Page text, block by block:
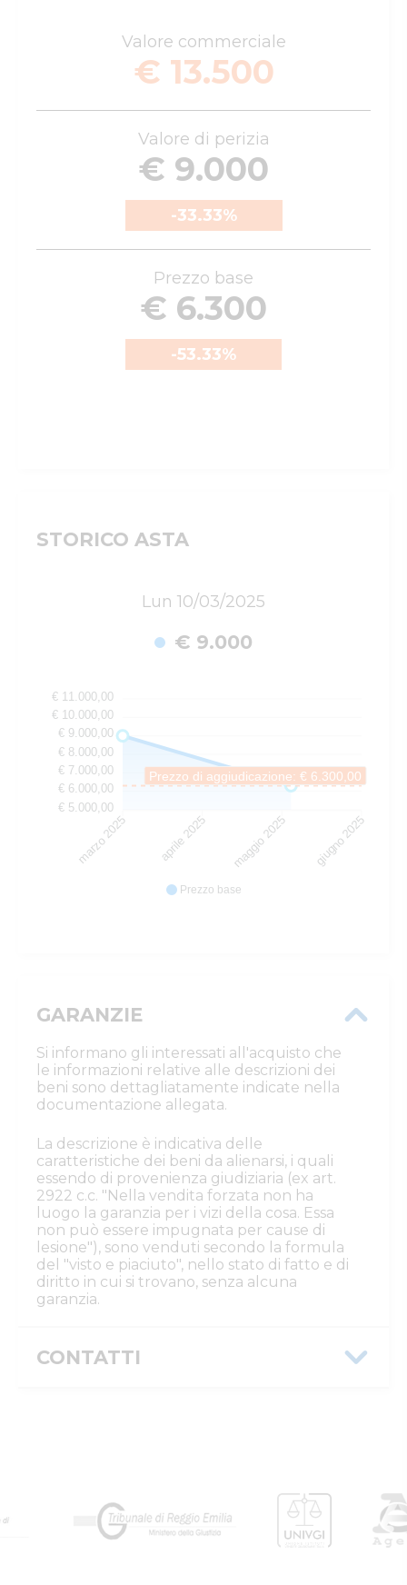
Valore commerciale
€ 13.500
Valore di perizia
€ 9.000
-33.33%
Prezzo base
€ 6.300
-53.33%
STORICO ASTA
Lun 10/03/2025
€ 9.000
Prezzo base
marzo 2025 aprile 2025 maggio 2025 giugno 2025
Prezzo di aggiudicazione: € 6.300,00
€ 11.000,00
€ 10.000,00
€ 9.000,00
€ 8.000,00
€ 7.000,00
€ 6.000,00
€ 5.000,00
GARANZIE
Si informano gli interessati all'acquisto che
le informazioni relative alle descrizioni dei
beni sono dettagliatamente indicate nella
documentazione allegata.
La descrizione è indicativa delle
caratteristiche dei beni da alienarsi, i quali
essendo di provenienza giudiziaria (ex art.
2922 c.c. "Nella vendita forzata non ha
luogo la garanzia per i vizi della cosa. Essa
non può essere impugnata per cause di
lesione"), sono venduti secondo la formula
del "visto e piaciuto", nello stato di fatto e di
diritto in cui si trovano, senza alcuna
garanzia.
CONTATTI